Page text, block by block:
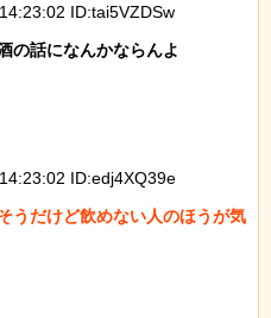
ID:tai5VZDSw
の話になんかならんよ
ID:edj4XQ39e
うだけど飲めない人のほうが気